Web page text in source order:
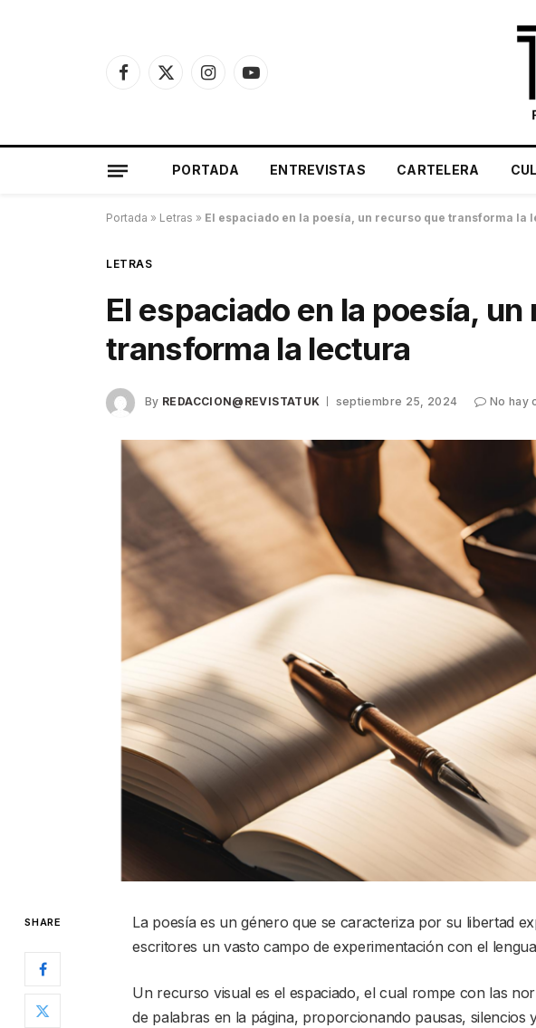
Facebook
X
InstagramYouTube
PORTADA ENTREVISTAS CARTELERA
Portada » Letras » El espaciado en la poesía, un recurso que transforma la
LETRAS
El espaciado en la poesía,
transforma la lectura
By REDACCION@REVISTATUK septiembre 25, 2024 No hay
SHARE
La poesía es un género que se caracteriza por su libertad
escritores un vasto campo de experimentación con el
Un recurso visual es el espaciado, el cual rompe con las
de palabras en la página, proporcionando pausas, silencios